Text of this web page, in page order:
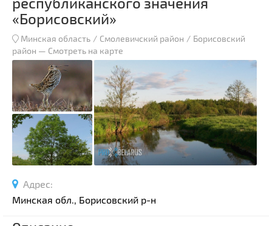
Музеи
Замки и дворцы
Военная история
Гражданская архитектура
Спортивные сооружения
Производства
Ратуши
Садово-парковая архитектура
«Борисовский»
Минская область Смолевичский район
Борисовский
район — Смотреть на карте
Адрес:
Минская обл., Борисовский р-н